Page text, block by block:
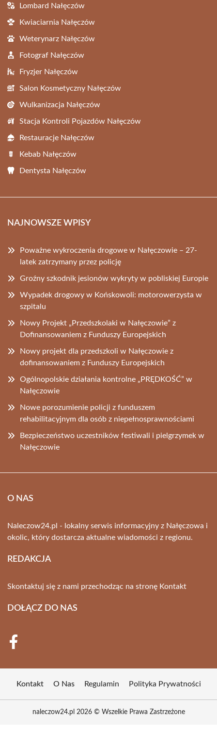
Lombard Nałęczów
Kwiaciarnia Nałęczów
Weterynarz Nałęczów
Fotograf Nałęczów
Fryzjer Nałęczów
Salon Kosmetyczny Nałęczów
Wulkanizacja Nałęczów
Stacja Kontroli Pojazdów Nałęczów
Restauracje Nałęczów
Kebab Nałęczów
Dentysta Nałęczów
NAJNOWSZE WPISY
Poważne wykroczenia drogowe w Nałęczowie – 27-
latek zatrzymany przez policję
Groźny szkodnik jesionów wykryty w pobliskiej Europie
Wypadek drogowy w Końskowoli: motorowerzysta w
szpitalu
Nowy Projekt „Przedszkolaki w Nałęczowie” z
Dofinansowaniem z Funduszy Europejskich
Nowy projekt dla przedszkoli w Nałęczowie z
dofinansowaniem z Funduszy Europejskich
Ogólnopolskie działania kontrolne „PRĘDKOŚĆ” w
Nałęczowie
Nowe porozumienie policji z funduszem
rehabilitacyjnym dla osób z niepełnosprawnościami
Bezpieczeństwo uczestników festiwali i pielgrzymek w
Nałęczowie
O NAS
Naleczow24.pl - lokalny serwis informacyjny z Nałęczowa i
okolic, który dostarcza aktualne wiadomości z regionu.
REDAKCJA
Skontaktuj się z nami przechodząc na stronę Kontakt
DOŁĄCZ DO NAS
Kontakt O Nas Regulamin Polityka Prywatności
naleczow24.pl 2026 © Wszelkie Prawa Zastrzeżone